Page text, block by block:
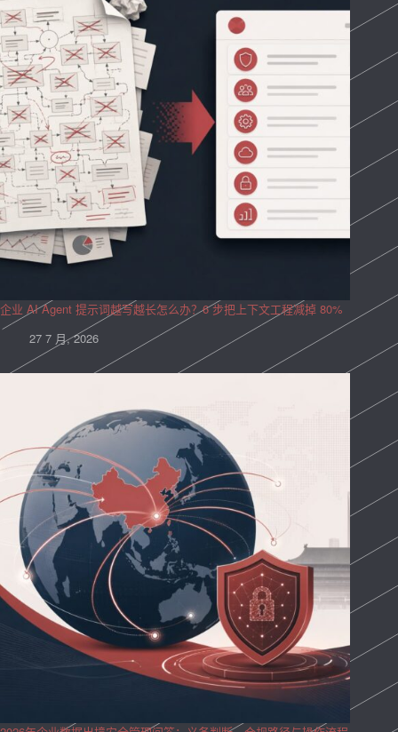
企业 AI Agent 提示词越写越长怎么办？6 步把上下文工程减掉 80%
27 7 月, 2026